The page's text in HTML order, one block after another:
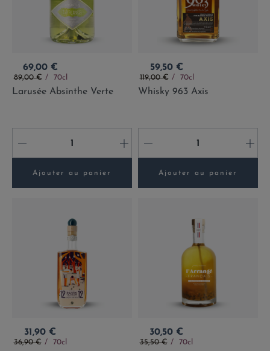
Prix
69,00 €
Prix de base
89,00 € 70cl
Larusée Absinthe Verte
- +
Ajouter au panier
Prix
59,50 €
Prix de base
119,00 € 70cl
Whisky 963 Axis
- +
Ajouter au panier
Prix
31,90 €
Prix de base
36,90 € 70cl
Prix
30,50 €
Prix de base
35,50 € 70cl